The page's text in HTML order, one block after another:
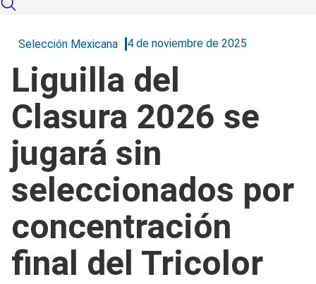
Selección Mexicana 4 de noviembre de 2025
Liguilla del
Clasura 2026 se
jugará sin
seleccionados por
concentración
final del Tricolor